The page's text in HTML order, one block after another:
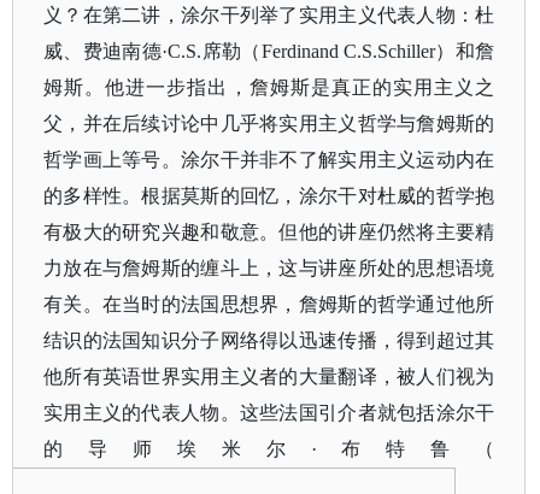
义？在第二讲，涂尔干列举了实用主义代表人物：杜
威、费迪南德·C.S.席勒（Ferdinand C.S.Schiller）和詹
姆斯。他进一步指出，詹姆斯是真正的实用主义之
父，并在后续讨论中几乎将实用主义哲学与詹姆斯的
哲学画上等号。涂尔干并非不了解实用主义运动内在
的多样性。根据莫斯的回忆，涂尔干对杜威的哲学抱
有极大的研究兴趣和敬意。但他的讲座仍然将主要精
力放在与詹姆斯的缠斗上，这与讲座所处的思想语境
有关。在当时的法国思想界，詹姆斯的哲学通过他所
结识的法国知识分子网络得以迅速传播，得到超过其
他所有英语世界实用主义者的大量翻译，被人们视为
实用主义的代表人物。这些法国引介者就包括涂尔干
的导师埃米尔·布特鲁（